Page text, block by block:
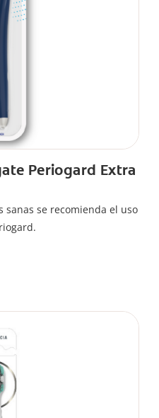
Periogard Extra
sanas se recomienda el uso